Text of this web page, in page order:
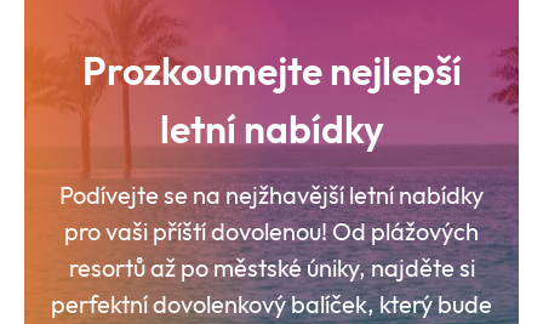
Prozkoumejte nejlepší
letní nabídky
Podívejte se na nejžhavější letní nabídky
pro vaši příští dovolenou! Od plážových
resortů až po městské úniky, najděte si
perfektní dovolenkový balíček, který bude